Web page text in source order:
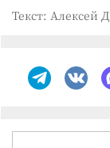
Текст: Алексей